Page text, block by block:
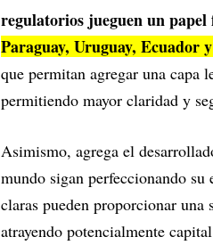
regulatorios jueguen un
Paraguay, Uruguay, Ecuador
que permitan agregar una capa
permitiendo mayor claridad y
Asimismo, agrega el
mundo sigan perfeccionando su
claras pueden proporcionar
atrayendo potencialmente